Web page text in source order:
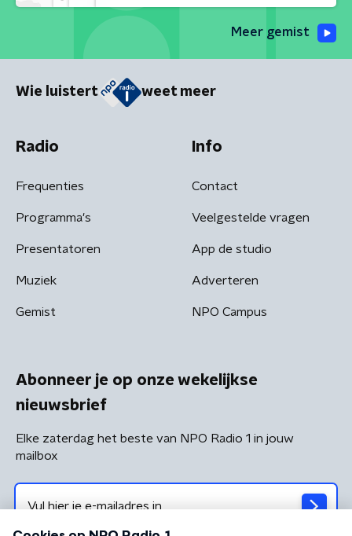
Meer gemist
Wie luistert weet meer
Radio
Frequenties
Programma's
Presentatoren
Muziek
Gemist
Info
Contact
Veelgestelde vragen
App de studio
Adverteren
NPO Campus
Abonneer je op onze wekelijkse
nieuwsbrief
Elke zaterdag het beste van NPO Radio 1 in jouw
mailbox